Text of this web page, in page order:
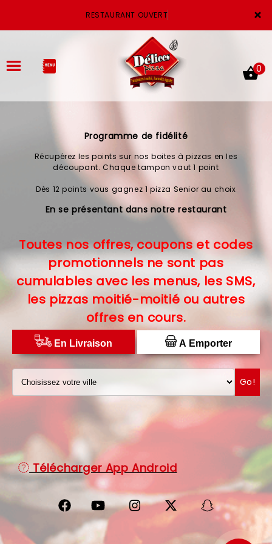
×
RESTAURANT OUVERT
LA CARTE
VOTRE COMPTE
VOS AVIS
MENTIONS LÉGALES
C.G.V
PROTECTION DES DONNÉES
DISTRIBUTEUR DE PIZZAS
0
Programme de fidélité
Récupérez les points sur nos boites à pizzas en les
découpant. Chaque tampon vaut 1 point
Dès 12 points vous gagnez 1 pizza Senior au choix
En se présentant dans notre restaurant
Toutes nos offres, coupons et codes
promotionnels ne sont pas
cumulables avec les menus, les SMS,
les pizzas moitié-moitié ou autres
offres en cours.
En Livraison A Emporter
Go!
Télécharger App Android